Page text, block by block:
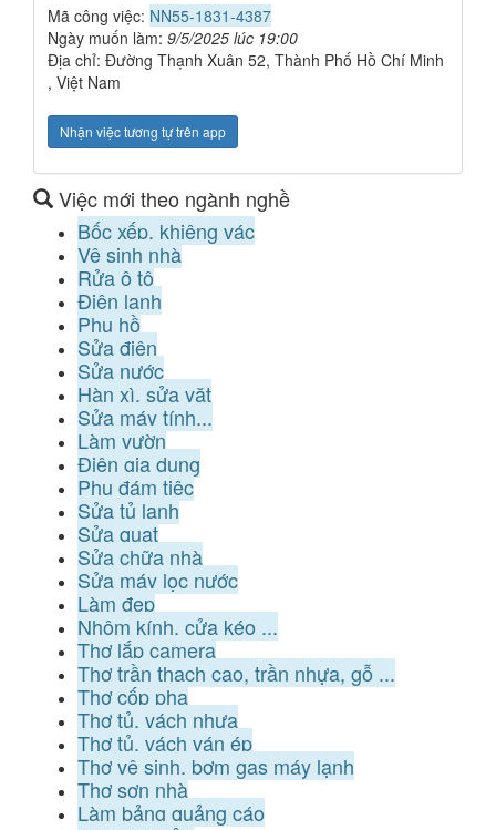
Mã công việc: NN55-1831-4387
Ngày muốn làm: 9/5/2025 lúc 19:00
Địa chỉ: Đường Thạnh Xuân 52, Thành Phố Hồ Chí Minh
, Việt Nam
Nhận việc tương tự trên app
Việc mới theo ngành nghề
Bốc xếp, khiêng vác
Vệ sinh nhà
Rửa ô tô
Điện lạnh
Phụ hồ
Sửa điện
Sửa nước
Hàn xì, sửa vặt
Sửa máy tính...
Làm vườn
Điện gia dụng
Phụ đám tiệc
Sửa tủ lạnh
Sửa quạt
Sửa chữa nhà
Sửa máy lọc nước
Làm đẹp
Nhôm kính, cửa kéo ...
Thợ lắp camera
Thợ trần thạch cao, trần nhựa, gỗ ...
Thợ cốp pha
Thợ tủ, vách nhựa
Thợ tủ, vách ván ép
Thợ vệ sinh, bơm gas máy lạnh
Thợ sơn nhà
Làm bảng quảng cáo